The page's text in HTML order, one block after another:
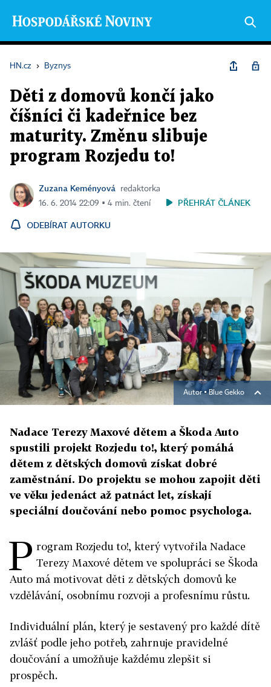
HN.cz › Byznys
Děti z domovů končí jako
číšníci či kadeřnice bez
maturity. Změnu slibuje
program Rozjedu to!
Zuzana Keményová
redaktorka
16. 6. 2014 22:09 ▪ 4 min. čtení
PŘEHRÁT ČLÁNEK
ODEBÍRAT AUTORKU
Autor ▪Blue Gekko
Nadace Terezy Maxové dětem a Škoda Auto
spustili projekt Rozjedu to!, který pomáhá
dětem z dětských domovů získat dobré
zaměstnání. Do projektu se mohou zapojit děti
ve věku jedenáct až patnáct let, získají
speciální doučování nebo pomoc psychologa.
P rogram Rozjedu to!, který vytvořila Nadace
Terezy Maxové dětem ve spolupráci se Škoda
Auto má motivovat děti z dětských domovů ke
vzdělávání, osobnímu rozvoji a profesnímu růstu.
Individuální plán, který je sestavený pro každé dítě
zvlášť podle jeho potřeb, zahrnuje pravidelné
doučování a umožňuje každému zlepšit si
prospěch.